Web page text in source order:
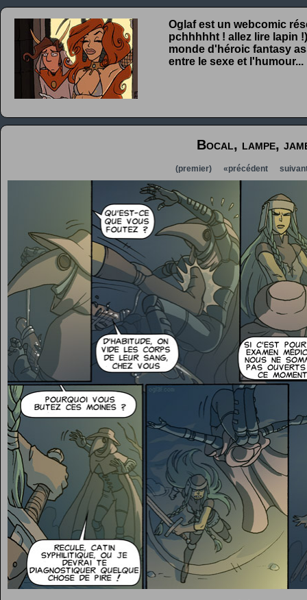
Oglaf est un webcomic
pchhhhht ! allez lire lapin
monde d'héroic fantasy
entre le sexe et l'humour...
Bocal, lampe,
(premier) «précédent